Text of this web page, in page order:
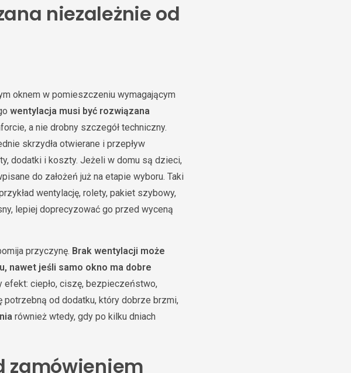
niezależnie od
oknem w pomieszczeniu wymagającym
wentylacja musi być rozwiązana
a nie drobny szczegół techniczny.
skrzydła otwierane i przepływ
dodatki i koszty. Jeżeli w domu są dzieci,
do założeń już na etapie wyboru. Taki
wentylację, rolety, pakiet szybowy,
lepiej doprecyzować go przed wyceną
przyczynę. Brak wentylacji może
nawet jeśli samo okno ma dobre
ciepło, ciszę, bezpieczeństwo,
potrzebną od dodatku, który dobrze brzmi,
również wtedy, gdy po kilku dniach
zamówieniem